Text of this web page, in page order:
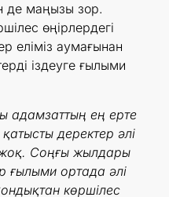
де маңызы зор.
өңірлердегі
еліміз аумағынан
іздеуге ғылыми
адамзаттың ең ерте
деректер әлі
жоқ. Соңғы жылдары
ғылыми ортада әлі
көршілес